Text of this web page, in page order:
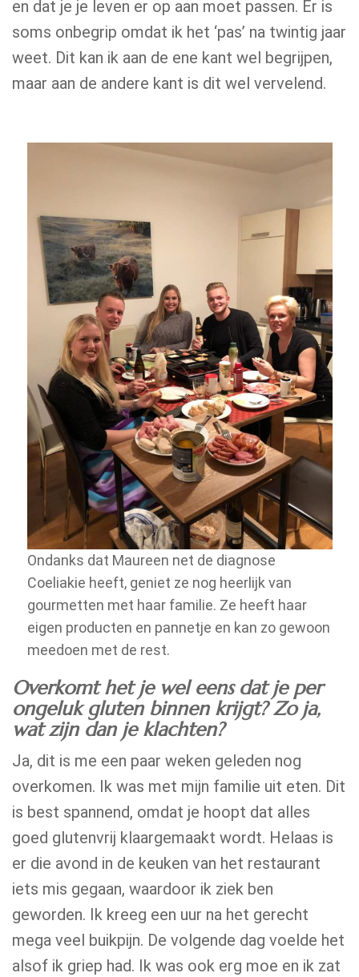
en dat je je leven er op aan moet passen. Er is
soms onbegrip omdat ik het ‘pas’ na twintig jaar
weet. Dit kan ik aan de ene kant wel begrijpen,
maar aan de andere kant is dit wel vervelend.
Ondanks dat Maureen net de diagnose
Coeliakie heeft, geniet ze nog heerlijk van
gourmetten met haar familie. Ze heeft haar
eigen producten en pannetje en kan zo gewoon
meedoen met de rest.
Overkomt het je wel eens dat je per
ongeluk gluten binnen krijgt? Zo ja,
wat zijn dan je klachten?
Ja, dit is me een paar weken geleden nog
overkomen. Ik was met mijn familie uit eten. Dit
is best spannend, omdat je hoopt dat alles
goed glutenvrij klaargemaakt wordt. Helaas is
er die avond in de keuken van het restaurant
iets mis gegaan, waardoor ik ziek ben
geworden. Ik kreeg een uur na het gerecht
mega veel buikpijn. De volgende dag voelde het
alsof ik griep had. Ik was ook erg moe en ik zat